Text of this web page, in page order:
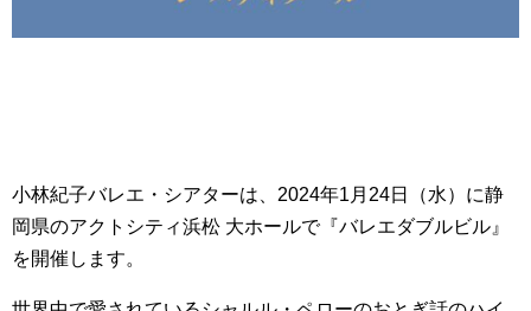
小林紀子バレエ・シアターは、2024年1月24日（水）に静
岡県のアクトシティ浜松 大ホールで『バレエダブルビル』
を開催します。